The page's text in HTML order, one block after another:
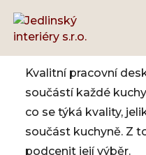
Kvalitní pracovní
součástí každé
co se týká kvality,
součást kuchyně. Z
podcenit její výběr.